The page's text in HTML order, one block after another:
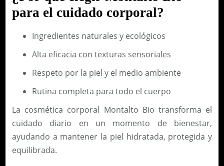
m
d
a
d
I
T
para el cuidado corporal?
Ingredientes naturales y ecológicos
Alta eficacia con texturas sensoriales
Respeto por la piel y el medio ambiente
Rutina completa para todo el cuerpo
La cosmética corporal Montalto Bio transforma el
cuidado diario en un momento de bienestar,
ayudando a mantener la piel hidratada, protegida y
equilibrada.